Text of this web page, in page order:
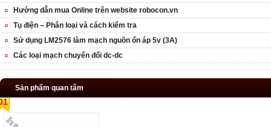
Hướng dẫn mua Online trên website robocon.vn
Tụ điện – Phân loại và cách kiểm tra
Sử dụng LM2576 làm mạch nguồn ổn áp 5v (3A)
Các loại mạch chuyển đổi dc-dc
Sản phẩm quan tâm